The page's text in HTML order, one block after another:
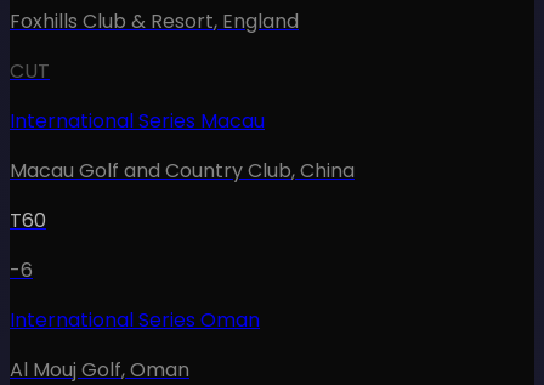
Foxhills Club & Resort, England
CUT
International Series Macau
Macau Golf and Country Club,China
T60
-6
International Series Oman
Al Mouj Golf,Oman